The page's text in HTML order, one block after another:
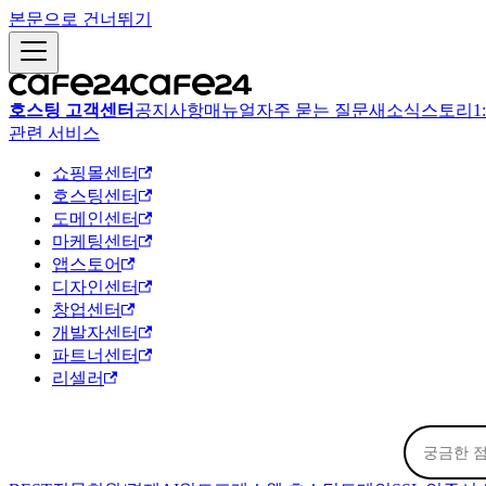
본문으로 건너뛰기
호스팅 고객센터 공지사항매뉴얼자주 묻는 질문새소식스토리
관련 서비스
쇼핑몰센터
호스팅센터
도메인센터
마케팅센터
앱스토어
디자인센터
창업센터
개발자센터
파트너센터
리셀러